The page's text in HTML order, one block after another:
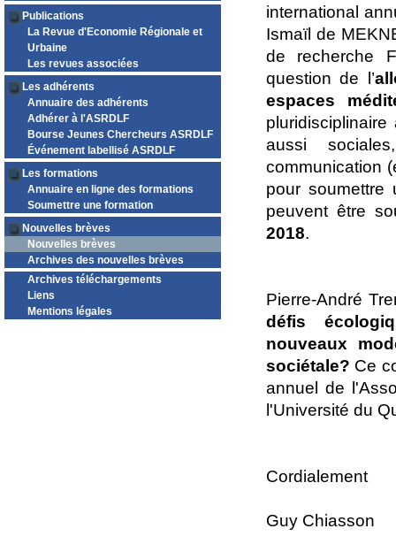
Publications
La Revue d'Economie Régionale et
Urbaine
Les revues associées
Les adhérents
Annuaire des adhérents
Adhérer à l'ASRDLF
Bourse Jeunes Chercheurs ASRDLF
Événement labellisé ASRDLF
Les formations
Annuaire en ligne des formations
Soumettre une formation
Nouvelles brèves
Nouvelles brèves
Archives des nouvelles brèves
Archives téléchargements
Liens
Mentions légales
international
Ismaïl de
de recherche
question de l’
espaces
aussi
communication
pour soumettre
peuvent être
2018.
Pierre-André
défis
nouveaux
sociétale? Ce
annuel de
l'Université du
Cordialement
Guy Chiasson